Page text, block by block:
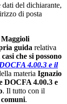
del dichiarante,
di posta
Maggioli
guida relativa
che si possono
DOCFA 4.00.3 e il
materia Ignazio
DOCFA 4.00.3 e
. Il tutto con il
comuni.